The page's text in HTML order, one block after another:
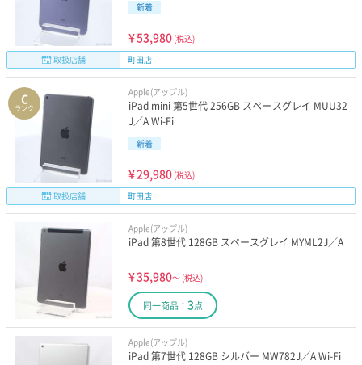
新着
¥53,980 (税込)
取扱店舗
町田店
C
ランク
Apple(アップル)
iPad mini 第5世代 256GB スペースグレイ MUU32
J／A Wi-Fi
新着
¥29,980 (税込)
取扱店舗
町田店
Apple(アップル)
iPad 第8世代 128GB スペースグレイ MYML2J／A
¥35,980～ (税込)
同一商品： 3点
Apple(アップル)
iPad 第7世代 128GB シルバー MW782J／A Wi-Fi